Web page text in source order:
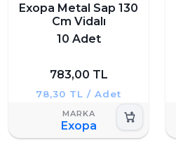
Exopa Metal Sap 130
Cm Vidalı
10 Adet
783,00 TL
78,30 TL / Adet
Exopa